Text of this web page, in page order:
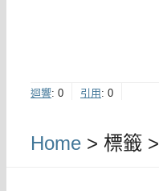
迴響: 0 引用: 0
Home > 標籤 >